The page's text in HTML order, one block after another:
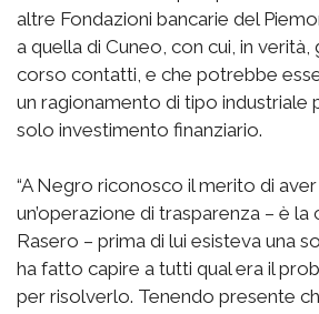
altre Fondazioni bancarie del
a quella di Cuneo, con cui, in verità,
corso contatti, e che potrebbe
un ragionamento di tipo industriale
solo investimento finanziario.
“A Negro riconosco il merito di
un’operazione di trasparenza – è la
Rasero – prima di lui esisteva una
ha fatto capire a tutti qual era il
per risolverlo. Tenendo presente